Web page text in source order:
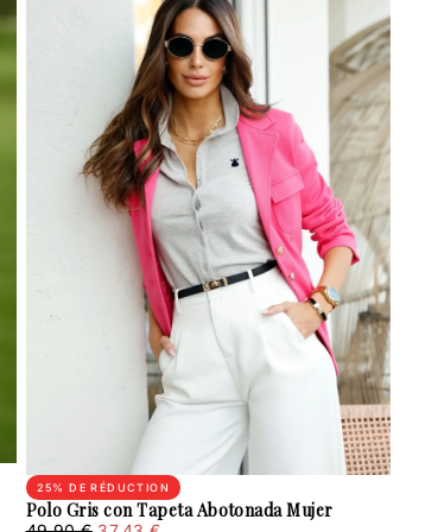
Polo Gris con Tapeta Abotonada Mujer
25% DE RÉDUCTION